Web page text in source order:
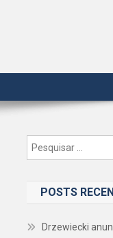
POSTS
Drzewiecki